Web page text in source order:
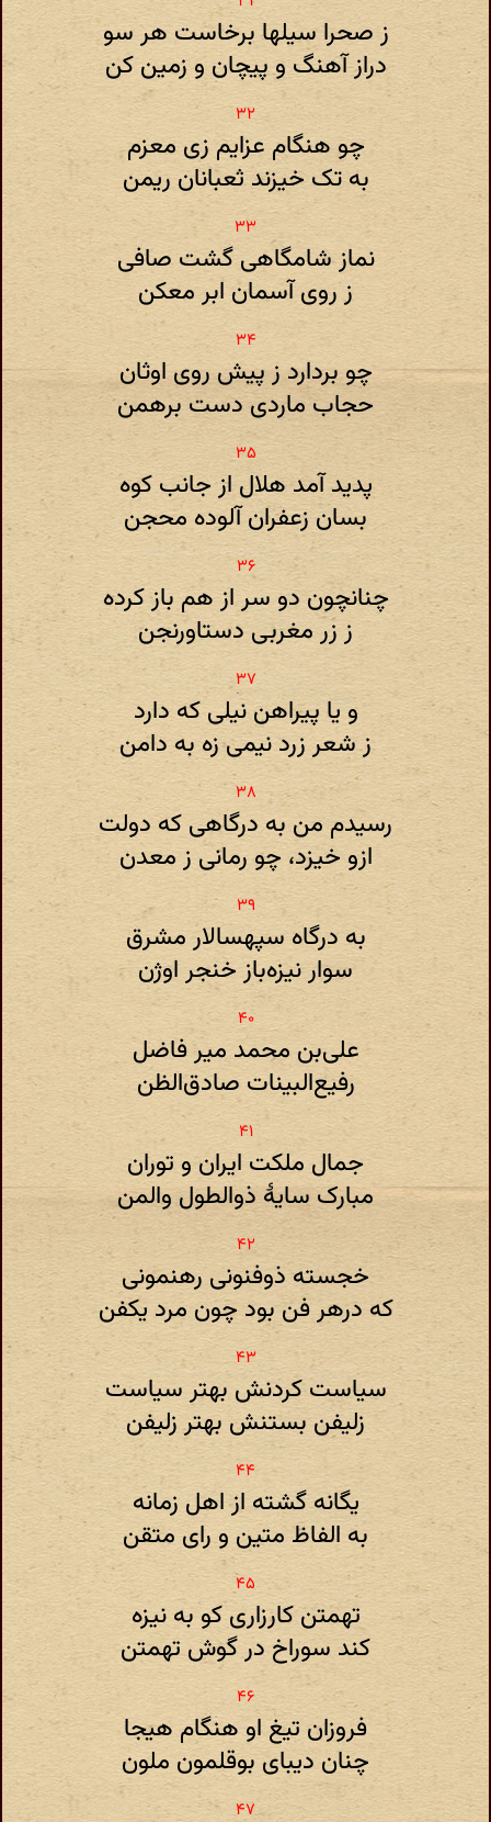
ز صحرا سیلها برخاست هر سو
دراز آهنگ و پیچان و زمین کن
چو هنگام عزایم زی معزم
به تک خیزند ثعبانان ریمن
نماز شامگاهی گشت صافی
ز روی آسمان ابر معکن
چو بردارد ز پیش روی اوثان
حجاب ماردی دست برهمن
پدید آمد هلال از جانب کوه
بسان زعفران آلوده محجن
چنانچون دو سر از هم باز کرده
ز زر مغربی دستاورنجن
و یا پیراهن نیلی که دارد
ز شعر زرد نیمی زه به دامن
رسیدم من به درگاهی که دولت
ازو خیزد، چو رمانی ز معدن
به درگاه سپهسالار مشرق
سوار نیزه‌باز خنجر اوژن
علی‌بن محمد میر فاضل
رفیع‌البینات صادق‌الظن
جمال ملکت ایران و توران
مبارک سایهٔ ذوالطول والمن
خجسته ذوفنونی رهنمونی
که درهر فن بود چون مرد یکفن
سیاست کردنش بهتر سیاست
زلیفن بستنش بهتر زلیفن
یگانه گشته از اهل زمانه
به الفاظ متین و رای متقن
تهمتن کارزاری کو به نیزه
کند سوراخ در گوش تهمتن
فروزان تیغ او هنگام هیجا
چنان دیبای بوقلمون ملون